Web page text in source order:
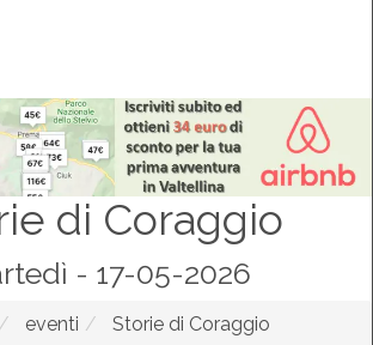
di Coraggio
- 17-05-2026
eventi Storie di Coraggio